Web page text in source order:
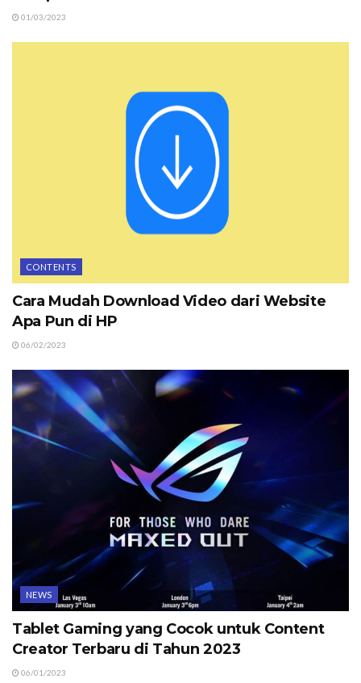
01/03/2023
CONTENTS
Cara Mudah Download Video dari Website
Apa Pun di HP
06/02/2023
NEWS
Tablet Gaming yang Cocok untuk Content
Creator Terbaru di Tahun 2023
06/01/2023